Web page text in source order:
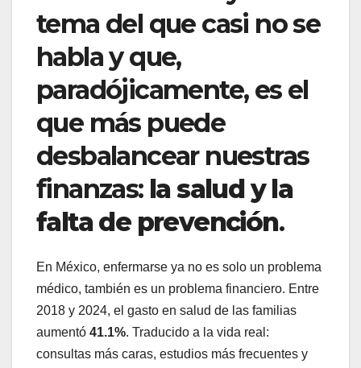
tema del que casi no se
habla y que,
paradójicamente, es el
que más puede
desbalancear nuestras
finanzas: la salud y la
falta de prevención.
En México, enfermarse ya no es solo un problema
médico, también es un problema financiero. Entre
2018 y 2024, el gasto en salud de las familias
aumentó 41.1%. Traducido a la vida real:
consultas más caras, estudios más frecuentes y